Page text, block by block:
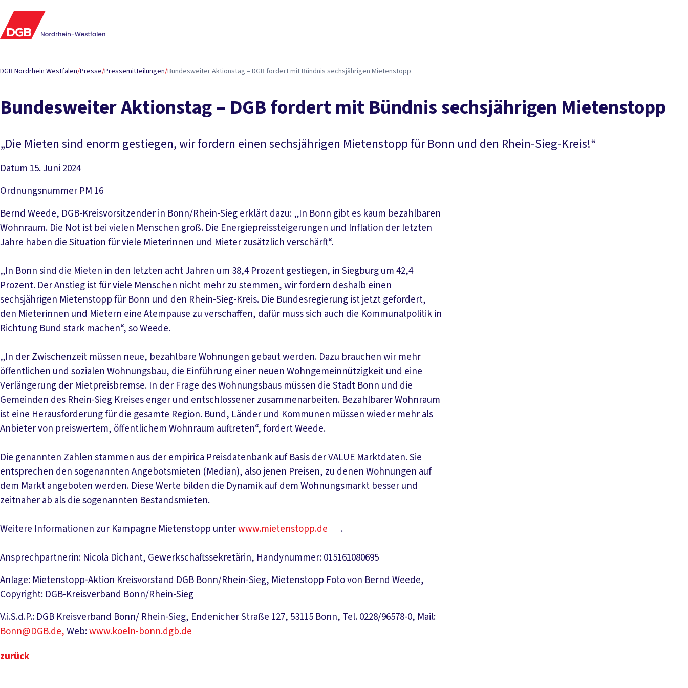
DGB Nordrhein Westfalen/Presse/Pressemitteilungen/Bundesweiter Aktionstag – DGB fordert mit Bündnis sechsjährigen Mietenstopp
Bundesweiter Aktionstag – DGB fordert mit Bündnis sechsjährigen Mietenstopp
„Die Mieten sind enorm gestiegen, wir fordern einen sechsjährigen Mietenstopp für Bonn und den Rhein-Sieg-Kreis!“
Datum 15. Juni 2024
Ordnungsnummer PM 16
Bernd Weede, DGB-Kreisvorsitzender in Bonn/Rhein-Sieg erklärt dazu: „In Bonn gibt es kaum bezahlbaren
Wohnraum. Die Not ist bei vielen Menschen groß. Die Energiepreissteigerungen und Inflation der letzten
Jahre haben die Situation für viele Mieterinnen und Mieter zusätzlich verschärft“.
„In Bonn sind die Mieten in den letzten acht Jahren um 38,4 Prozent gestiegen, in Siegburg um 42,4
Prozent. Der Anstieg ist für viele Menschen nicht mehr zu stemmen, wir fordern deshalb einen
sechsjährigen Mietenstopp für Bonn und den Rhein-Sieg-Kreis. Die Bundesregierung ist jetzt gefordert,
den Mieterinnen und Mietern eine Atempause zu verschaffen, dafür muss sich auch die Kommunalpolitik in
Richtung Bund stark machen“, so Weede.
„In der Zwischenzeit müssen neue, bezahlbare Wohnungen gebaut werden. Dazu brauchen wir mehr
öffentlichen und sozialen Wohnungsbau, die Einführung einer neuen Wohngemeinnützigkeit und eine
Verlängerung der Mietpreisbremse. In der Frage des Wohnungsbaus müssen die Stadt Bonn und die
Gemeinden des Rhein-Sieg Kreises enger und entschlossener zusammenarbeiten. Bezahlbarer Wohnraum
ist eine Herausforderung für die gesamte Region. Bund, Länder und Kommunen müssen wieder mehr als
Anbieter von preiswertem, öffentlichem Wohnraum auftreten“, fordert Weede.
Die genannten Zahlen stammen aus der empirica Preisdatenbank auf Basis der VALUE Marktdaten. Sie
entsprechen den sogenannten Angebotsmieten (Median), also jenen Preisen, zu denen Wohnungen auf
dem Markt angeboten werden. Diese Werte bilden die Dynamik auf dem Wohnungsmarkt besser und
zeitnaher ab als die sogenannten Bestandsmieten.
Weitere Informationen zur Kampagne Mietenstopp unterwww.mietenstopp.de .
Ansprechpartnerin: Nicola Dichant, Gewerkschaftssekretärin, Handynummer: 015161080695
Anlage: Mietenstopp-Aktion Kreisvorstand DGB Bonn/Rhein-Sieg, Mietenstopp Foto von Bernd Weede,
Copyright: DGB-Kreisverband Bonn/Rhein-Sieg
V.i.S.d.P.: DGB Kreisverband Bonn/ Rhein-Sieg, Endenicher Straße 127, 53115 Bonn, Tel. 0228/96578-0, Mail:
Bonn@DGB.de,Web:www.koeln-bonn.dgb.de
zurück